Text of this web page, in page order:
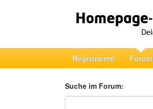
Registrieren Forum
Suche im Forum:
Suche im Forum